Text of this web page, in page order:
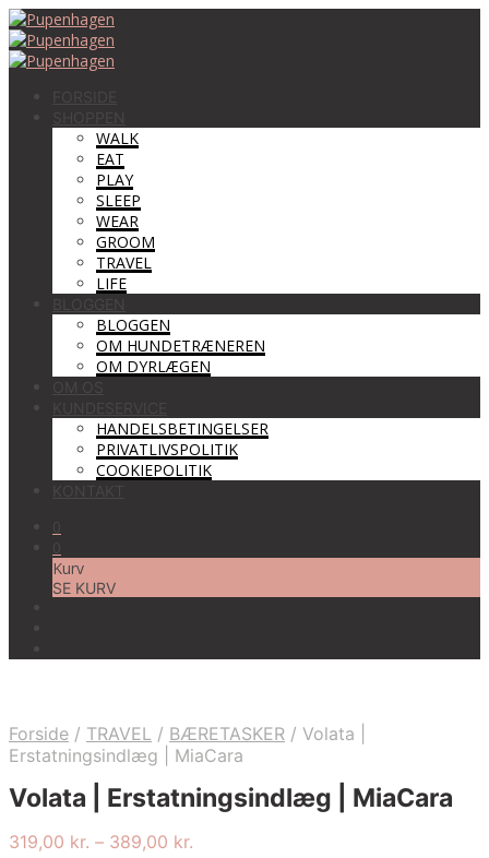
WALK
EAT
PLAY
SLEEP
WEAR
GROOM
TRAVEL
LIFE
BLOGGEN
OM HUNDETRÆNEREN
OM DYRLÆGEN
HANDELSBETINGELSER
PRIVATLIVSPOLITIK
COOKIEPOLITIK
KONTAKT
0
0
Kurv
SE KURV
Forside / TRAVEL / BÆRETASKER / Volata |
Erstatningsindlæg | MiaCara
Volata | Erstatningsindlæg | MiaCara
319,00 kr. – 389,00 kr.